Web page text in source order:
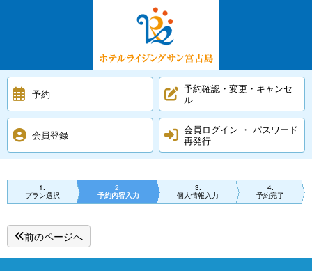
予約
予約確認・変更・キャンセ
ル
会員登録
会員ログイン ・ パスワード
再発行
1
プラン選択
2
予約内容入力
3
個人情報入力
4
予約完了
前のページへ